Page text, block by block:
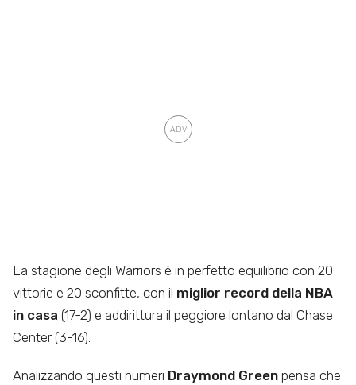
La stagione degli Warriors è in perfetto equilibrio con 20
vittorie e 20 sconfitte, con il miglior record della NBA
in casa (17-2) e addirittura il peggiore lontano dal Chase
Center (3-16).
Analizzando questi numeri Draymond Green pensa che